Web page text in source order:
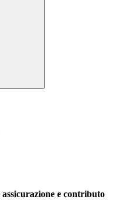
e contributo